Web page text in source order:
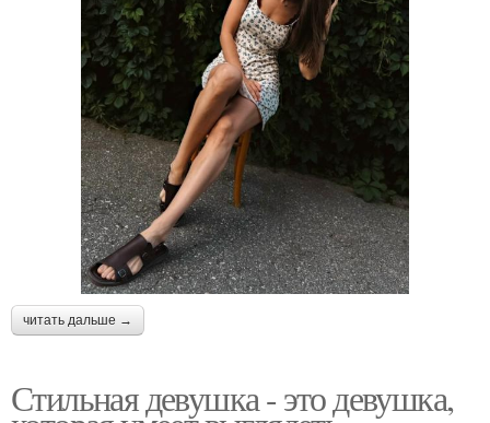
читать дальше →
Стильная девушка - это девушка,